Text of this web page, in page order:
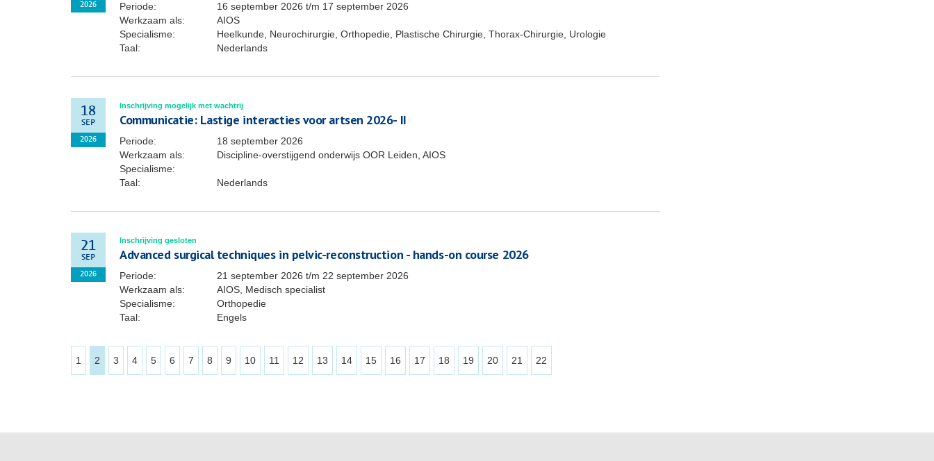
2026 Periode: 16 september 2026 t/m 17 september 2026
Werkzaam als:
AIOS
Specialisme:
Heelkunde, Neurochirurgie, Orthopedie, Plastische Chirurgie, Thorax-Chirurgie, Urologie
Taal:
Nederlands
18
SEP
2026
Inschrijving mogelijk met wachtrij
Communicatie: Lastige interacties voor artsen 2026- II
Periode:
18 september 2026
Werkzaam als:
Discipline-overstijgend onderwijs OOR Leiden, AIOS
Specialisme:
Taal:
Nederlands
21
SEP
2026
Inschrijving gesloten
Advanced surgical techniques in pelvic-reconstruction - hands-on course 2026
Periode: 21 september 2026 t/m 22 september 2026
Werkzaam als:
AIOS, Medisch specialist
Specialisme:
Orthopedie
Taal:
Engels
1 2 3 4 5 6 7 8 9 10 11 12 13 14 15 16 17 18 19 20 21 22